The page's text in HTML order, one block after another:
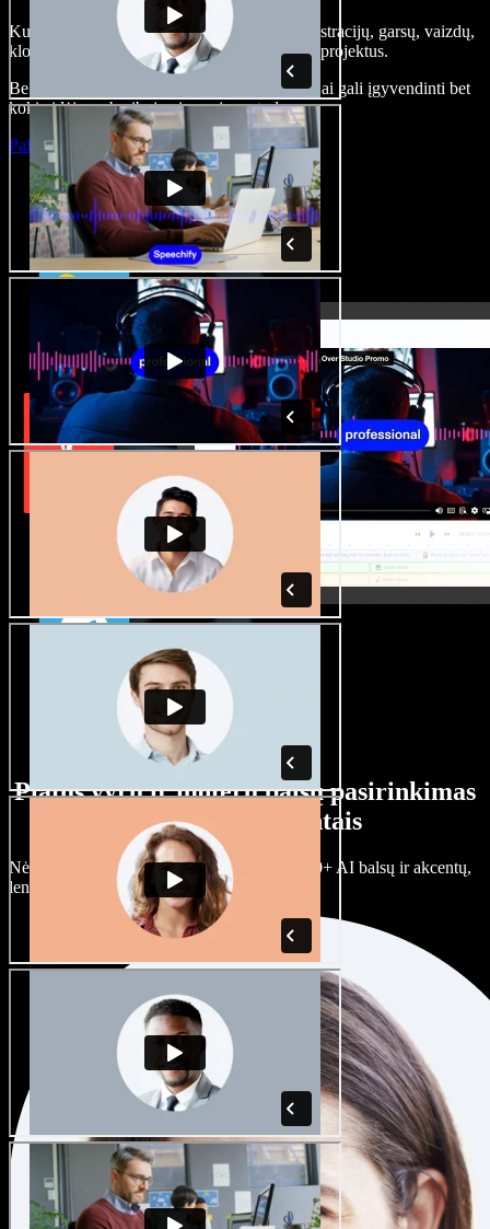
Kurkite įgarsinimus, pridėkite nemokamų iliustracijų, garsų, vaizdų,
klonuokite balsą – kurkite pilnus, įspūdingus projektus.
Be jokių mokymų ir viskas naršyklėje – kūrėjai gali įgyvendinti bet
kokią idėją, neberibojami senųjų metodų.
Paleisti studiją
Platus vyrų ir moterų balsų pasirinkimas
su įvairiais akcentais
Nėra dviejų vienodų projektų. Rinkitės iš 100+ AI balsų ir akcentų,
lengvai juos prisitaikykite.